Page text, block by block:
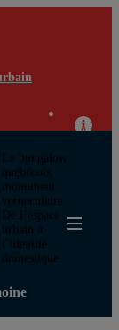
Le bungalow
québécois,
monument
vernaculaire.
De l’espace
urbain à
l’identité
domestique